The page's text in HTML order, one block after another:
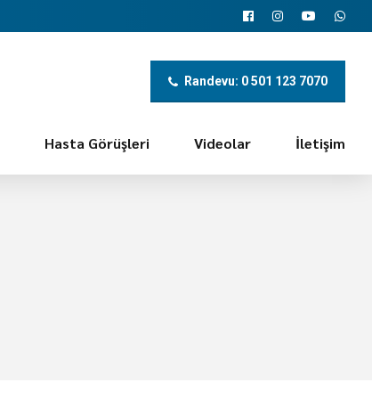
Randevu: 0 501 123 7070
Hasta Görüşleri Videolar İletişim